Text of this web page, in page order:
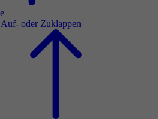
Auf- oder Zuklappen